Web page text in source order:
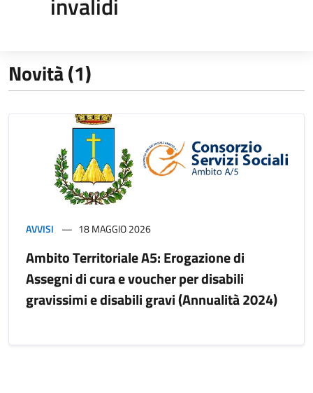
Novità (1)
AVVISI 18 MAGGIO 2026
Ambito Territoriale A5: Erogazione di
Assegni di cura e voucher per disabili
gravissimi e disabili gravi (Annualità 2024)